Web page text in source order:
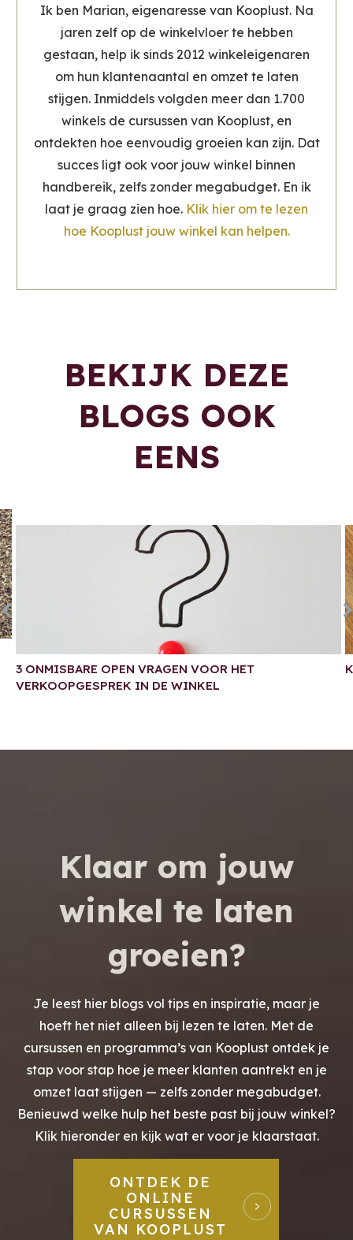
Ik ben Marian, eigenaresse van Kooplust. Na
jaren zelf op de winkelvloer te hebben
gestaan, help ik sinds 2012 winkeleigenaren
om hun klantenaantal en omzet te laten
stijgen. Inmiddels volgden meer dan 1.700
winkels de cursussen van Kooplust, en
ontdekten hoe eenvoudig groeien kan zijn. Dat
succes ligt ook voor jouw winkel binnen
handbereik, zelfs zonder megabudget. En ik
laat je graag zien hoe. Klik hier om te lezen
hoe Kooplust jouw winkel kan helpen.
BEKIJK DEZE
BLOGS OOK
EENS
3 ONMISBARE OPEN VRAGEN VOOR HET
VERKOOPGESPREK IN DE WINKEL
Klaar om jouw
winkel te laten
groeien?
Je leest hier blogs vol tips en inspiratie, maar je
hoeft het niet alleen bij lezen te laten. Met de
cursussen en programma’s van Kooplust ontdek je
stap voor stap hoe je meer klanten aantrekt en je
omzet laat stijgen — zelfs zonder megabudget.
Benieuwd welke hulp het beste past bij jouw winkel?
Klik hieronder en kijk wat er voor je klaarstaat.
ONTDEK DE
ONLINE
CURSUSSEN
VAN KOOPLUST